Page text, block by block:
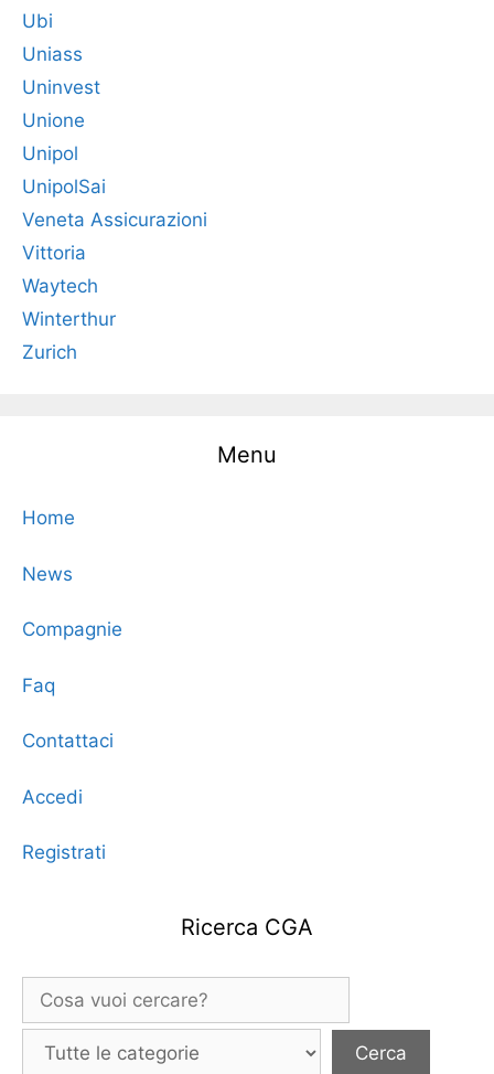
Ubi
Uniass
Uninvest
Unione
Unipol
UnipolSai
Veneta Assicurazioni
Vittoria
Waytech
Winterthur
Zurich
Menu
Home
News
Compagnie
Faq
Contattaci
Accedi
Registrati
Ricerca CGA